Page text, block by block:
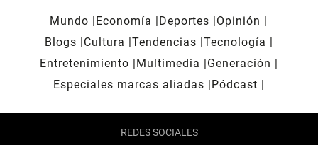
Mundo Economía Deportes
Opinión
Blogs
Cultura Tendencias Tecnología
Entretenimiento
Multimedia
Generación
Especiales marcas aliadas
Pódcast
REDES SOCIALES